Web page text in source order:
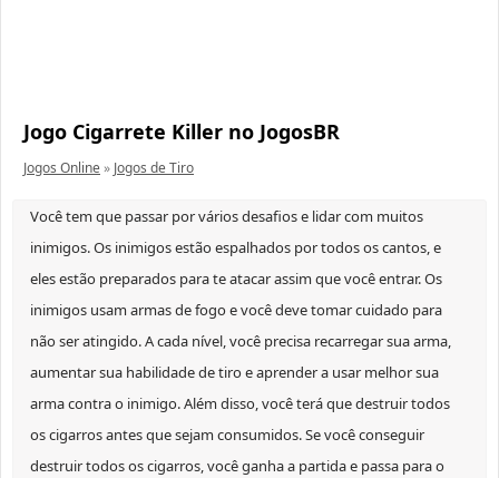
Jogo Cigarrete Killer no JogosBR
Jogos Online» Jogos de Tiro
Você tem que passar por vários desafios e lidar com muitos
inimigos. Os inimigos estão espalhados por todos os cantos, e
eles estão preparados para te atacar assim que você entrar. Os
inimigos usam armas de fogo e você deve tomar cuidado para
não ser atingido. A cada nível, você precisa recarregar sua arma,
aumentar sua habilidade de tiro e aprender a usar melhor sua
arma contra o inimigo. Além disso, você terá que destruir todos
os cigarros antes que sejam consumidos. Se você conseguir
destruir todos os cigarros, você ganha a partida e passa para o